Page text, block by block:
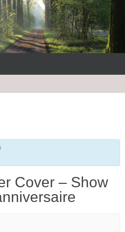
Cover – Show